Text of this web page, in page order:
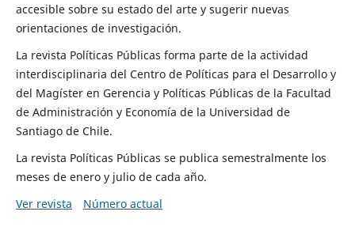
accesible sobre su estado del arte y sugerir nuevas
orientaciones de investigación.
La revista Políticas Públicas forma parte de la actividad
interdisciplinaria del Centro de Políticas para el Desarrollo y
del Magíster en Gerencia y Políticas Públicas de la Facultad
de Administración y Economía de la Universidad de
Santiago de Chile.
La revista Políticas Públicas se publica semestralmente los
meses de enero y julio de cada año.
Ver revista
Número actual